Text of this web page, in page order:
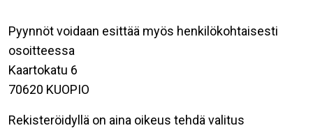
Pyynnöt voidaan esittää myös henkilökohtaisesti
osoitteessa
Kaartokatu 6
70620 KUOPIO
Rekisteröidyllä on aina oikeus tehdä valitus